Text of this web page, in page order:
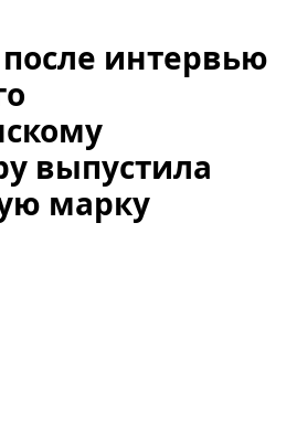
интервью
выпустила
марку